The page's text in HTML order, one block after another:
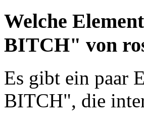
Welche
BITCH" von
Es gibt ein paar
BITCH", die